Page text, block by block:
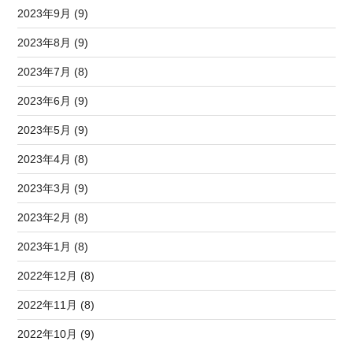
2023年9月 (9)
2023年8月 (9)
2023年7月 (8)
2023年6月 (9)
2023年5月 (9)
2023年4月 (8)
2023年3月 (9)
2023年2月 (8)
2023年1月 (8)
2022年12月 (8)
2022年11月 (8)
2022年10月 (9)